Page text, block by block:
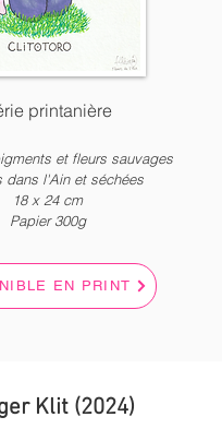
printanière
et fleurs sauvages
dans l'Ain et séchées
18 x 24 cm
Papier 300g
EN PRINT
Klit (2024)